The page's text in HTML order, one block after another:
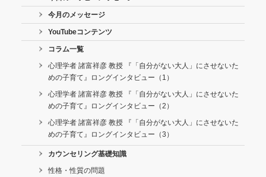
今月のメッセージ
YouTubeコンテンツ
コラム一覧
心理学者 諸富祥彦 教授 『「自分がない大人」にさせないた
めの子育て』ロングインタビュー（1）
心理学者 諸富祥彦 教授 『「自分がない大人」にさせないた
めの子育て』ロングインタビュー（2）
心理学者 諸富祥彦 教授 『「自分がない大人」にさせないた
めの子育て』ロングインタビュー（3）
カウンセリング基礎知識
性格・性質の問題